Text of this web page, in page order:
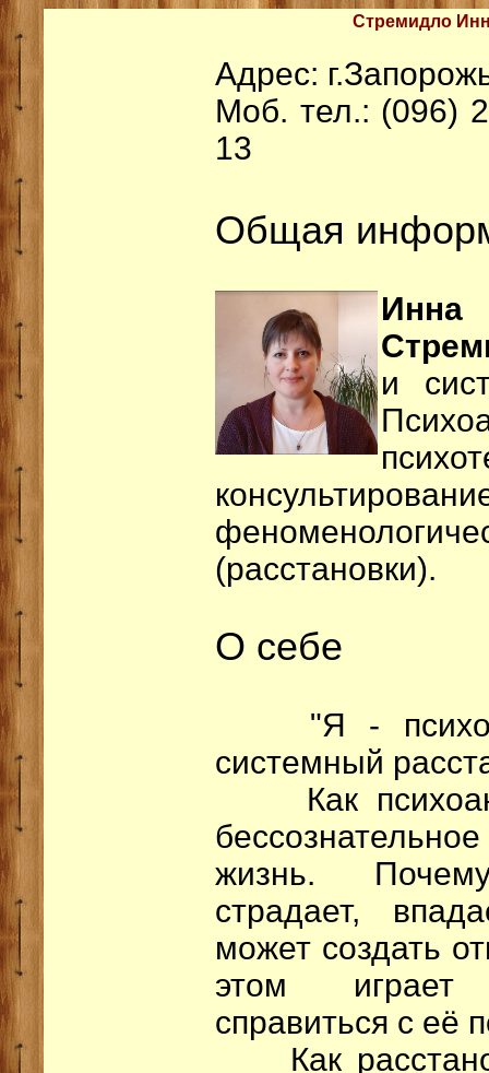
Стремидло
Адрес:
Моб. тел.: (096)
13
Общая
и
(расстановки).
О себе
"Я -
системный
Как
жизнь.
страдает,
может создать
этом играет
справиться с её
Как